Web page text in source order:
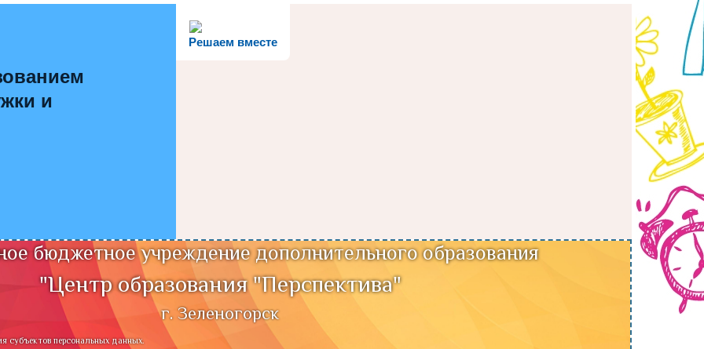
Решаем вместе
и
бюджетное учреждение дополнительного образования
"Центр образования "Перспектива"
г. Зеленогорск
субъектов персональных данных.